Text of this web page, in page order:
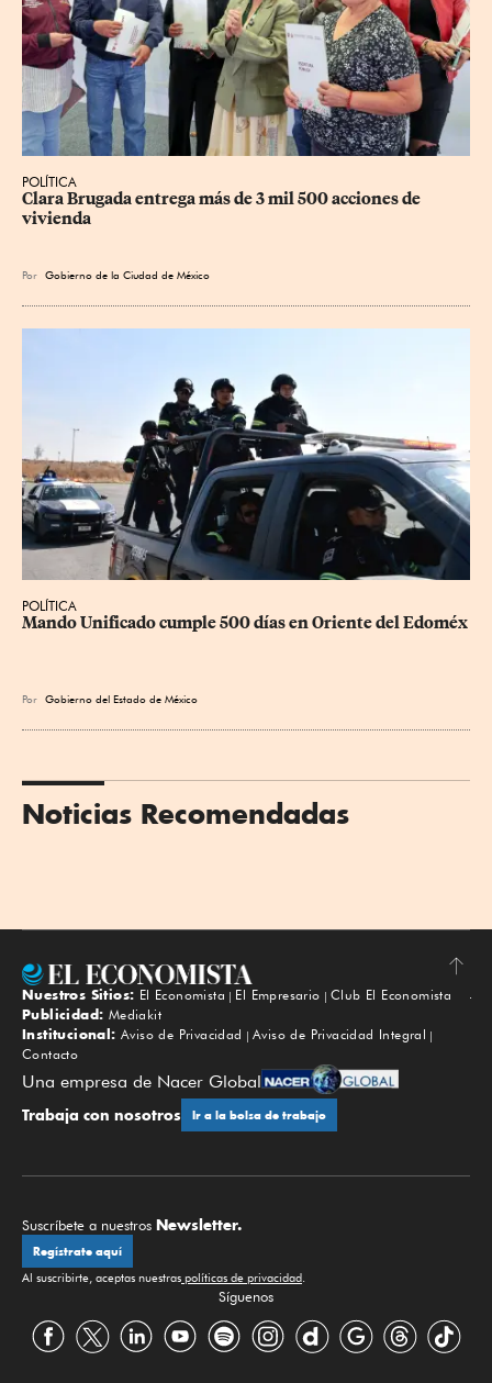
POLÍTICA
Clara Brugada entrega más de 3 mil 500 acciones de
vivienda
Por Gobierno de la Ciudad de México
POLÍTICA
Mando Unificado cumple 500 días en Oriente del Edoméx
Por Gobierno del Estado de México
Noticias Recomendadas
Subir
Nuestros Sitios: El Economista El Empresario
Club El Economista
Publicidad: Mediakit
Institucional: Aviso de Privacidad
Aviso de Privacidad Integral
Contacto
Una empresa de Nacer Global
Trabaja con nosotros Ir a la bolsa de trabajo
Suscríbete a nuestros Newsletter.
Regístrate aquí
Al suscribirte, aceptas nuestras políticas de privacidad.
Síguenos